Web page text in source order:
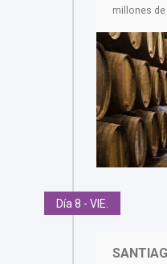
millones de
Día 8 - VIE.